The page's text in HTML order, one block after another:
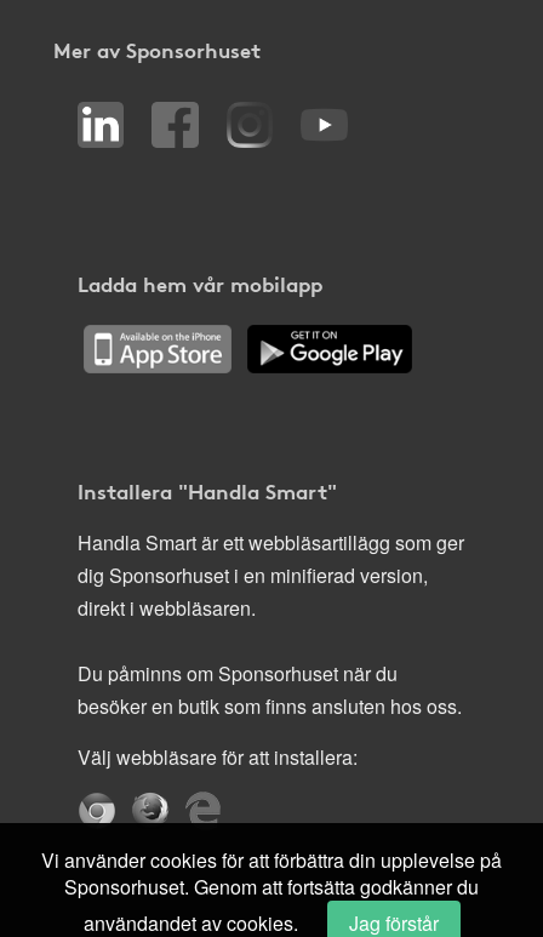
Mer av Sponsorhuset
Ladda hem vår mobilapp
Installera "Handla Smart"
Handla Smart är ett webbläsartillägg som ger
dig Sponsorhuset i en minifierad version,
direkt i webbläsaren.
Du påminns om Sponsorhuset när du
besöker en butik som finns ansluten hos oss.
Välj webbläsare för att installera:
Vi använder cookies för att förbättra din upplevelse på
Sponsorhuset. Genom att fortsätta godkänner du
användandet av cookies.
Jag förstår